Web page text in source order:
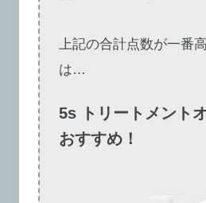
上記の合計点数が一番
は…
5s トリートメント
おすすめ！